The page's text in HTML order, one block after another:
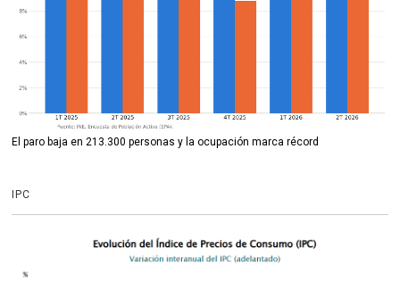
El paro baja en 213.300 personas y la ocupación marca récord
IPC